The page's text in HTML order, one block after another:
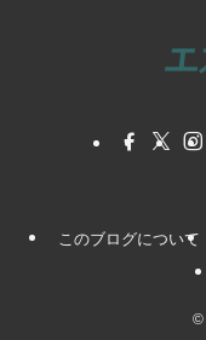
このブログについて
©